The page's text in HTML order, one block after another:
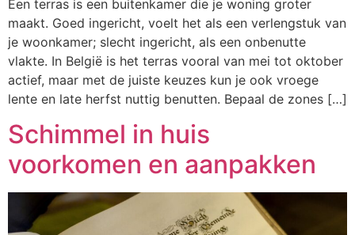
Een terras is een buitenkamer die je woning groter
maakt. Goed ingericht, voelt het als een verlengstuk van
je woonkamer; slecht ingericht, als een onbenutte
vlakte. In België is het terras vooral van mei tot oktober
actief, maar met de juiste keuzes kun je ook vroege
lente en late herfst nuttig benutten. Bepaal de zones […]
Schimmel in huis
voorkomen en aanpakken